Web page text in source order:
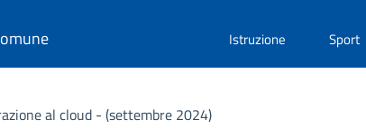
Istruzione Sport
al cloud - (settembre 2024)